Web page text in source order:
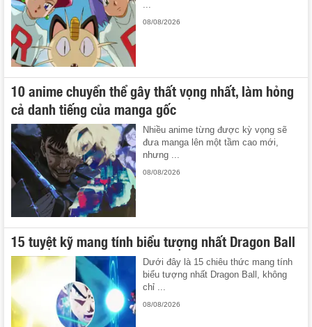
08/08/2026
10 anime chuyển thể gây thất vọng nhất, làm hỏng
cả danh tiếng của manga gốc
Nhiều anime từng được kỳ vọng sẽ
đưa manga lên một tầm cao mới,
nhưng ...
08/08/2026
15 tuyệt kỹ mang tính biểu tượng nhất Dragon Ball
Dưới đây là 15 chiêu thức mang tính
biểu tượng nhất Dragon Ball, không
chỉ ...
08/08/2026